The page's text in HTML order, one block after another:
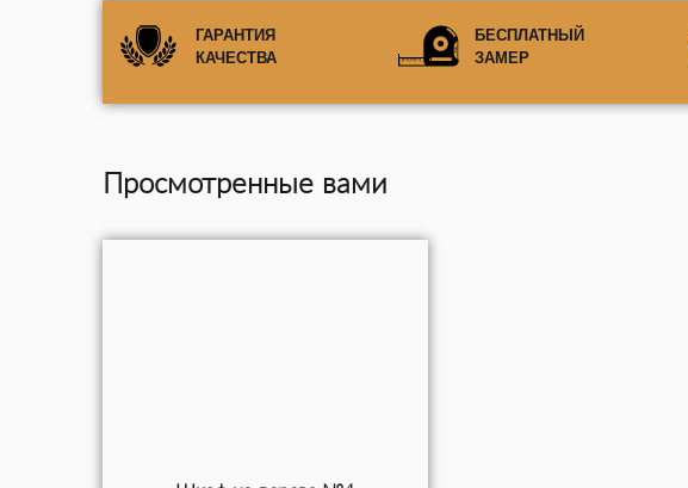
ГАРАНТИЯ
КАЧЕСТВА
БЕСПЛАТНЫЙ
ЗАМЕР
Просмотренные вами